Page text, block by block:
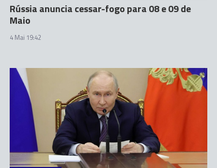
Rússia anuncia cessar-fogo para 08 e 09 de
Maio
4 Mai 19:42